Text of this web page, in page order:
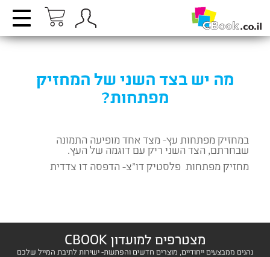
מה יש בצד השני של המחזיק
מפתחות?
במחזיק מפתחות עץ- מצד אחד מופיעה התמונה
שבחרתם, הצד השני ריק עם דוגמה של העץ.
מחזיק מפתחות פלסטיק דו”צ- הדפסה דו צדדית
מצטרפים למועדון CBOOK
נהנים ממבצעים ייחודיים, מוצרים חדשים והפתעות- ישירות לתיבת המייל שלכם